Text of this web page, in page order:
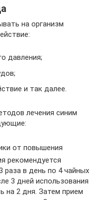
на организм
давления;
и так далее.
лечения синим
от повышения
рекомендуется
раза в день по 4 чайных
3 дней использования
на 2 дня. Затем прием